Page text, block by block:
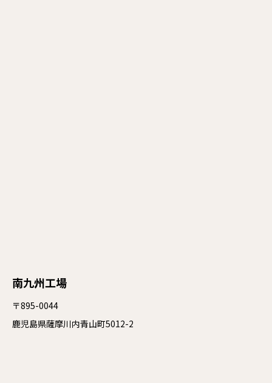
南九州工場
〒895-0044
鹿児島県薩摩川内青山町5012-2